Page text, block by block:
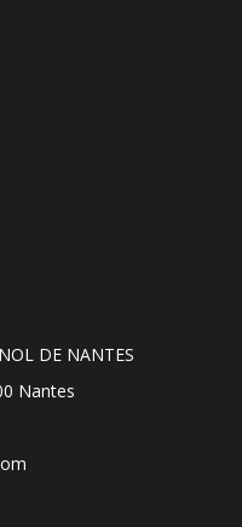
DE NANTES
Nantes